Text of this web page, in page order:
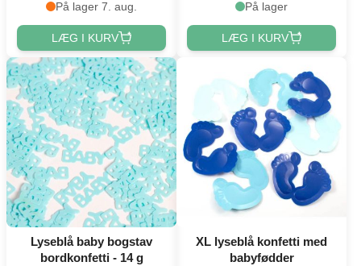
På lager 7. aug.
LÆG I KURV
På lager
LÆG I KURV
Lyseblå baby bogstav
bordkonfetti - 14 g
XL lyseblå konfetti med
babyfødder